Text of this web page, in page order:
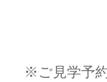
※ご見学予